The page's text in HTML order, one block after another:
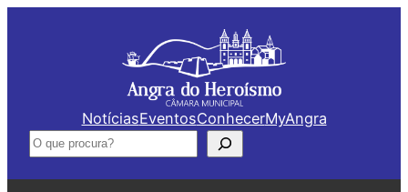
NotíciasEventosConhecerMyAngra
Pesquisar